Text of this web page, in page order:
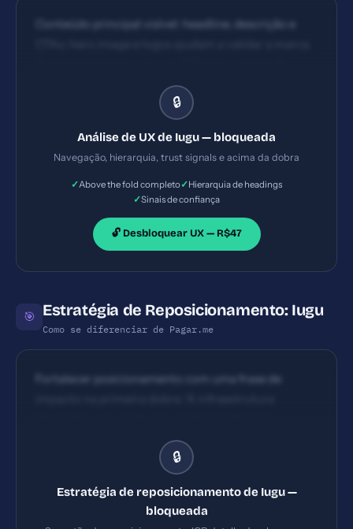
Conteúdo principal visível: headline, descrição e
dobra e uma prova social mais proeminente.
Hierarquia visual adequada com seções bem
Espaçamento entre blocos é razoável; melhoria na
consistência de ícones e legendas pode favorecer
leitura.
🔒
Análise de UX de Iugu — bloqueada
Navegação, hierarquia, trust signals e acima da dobra
✓Above the fold completo✓Hierarquia de headings
✓Sinais de confiança
🔓 Desbloquear UX — R$47
🎯 Estratégia de Reposicionamento: Iugu
Como se diferenciar de Pagar.me
Fortalecer posicionamento com uma frase de
recorrência, split e Baas em uma única API' e incluir
um benefício mensurável (ex.: 'reduza inadimplência
🔒
Estratégia de reposicionamento de Iugu —
bloqueada